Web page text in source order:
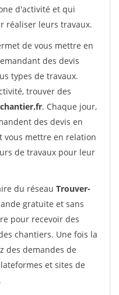
d'activité et qui
réaliser leurs travaux.
de vous mettre en
des devis
types de travaux.
trouver des
. Chaque jour,
des devis en
vous mettre en relation
de travaux pour leur
du réseau Trouver-
gratuite et sans
pour recevoir des
chantiers. Une fois la
des demandes de
et sites de